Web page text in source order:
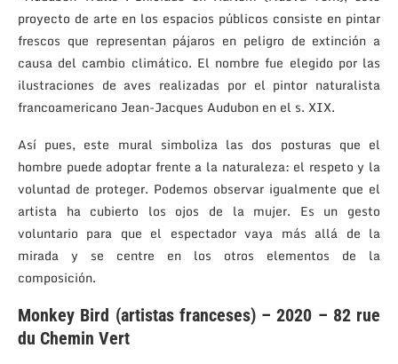
proyecto de arte en los espacios públicos consiste en pintar
frescos que representan pájaros en peligro de extinción a
causa del cambio climático. El nombre fue elegido por las
ilustraciones de aves realizadas por el pintor naturalista
francoamericano Jean-Jacques Audubon en el s. XIX.
Así pues, este mural simboliza las dos posturas que el
hombre puede adoptar frente a la naturaleza: el respeto y la
voluntad de proteger. Podemos observar igualmente que el
artista ha cubierto los ojos de la mujer. Es un gesto
voluntario para que el espectador vaya más allá de la
mirada y se centre en los otros elementos de la
composición.
Monkey Bird (artistas franceses) – 2020 – 82 rue
du Chemin Vert